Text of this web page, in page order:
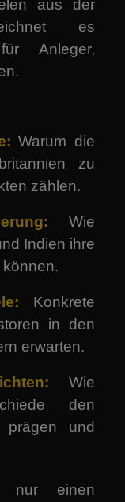
aus der
es
Anleger,
Warum die
zu
zählen.
Wie
Indien ihre
Konkrete
in den
erwarten.
Wie
den
prägen und
nur einen